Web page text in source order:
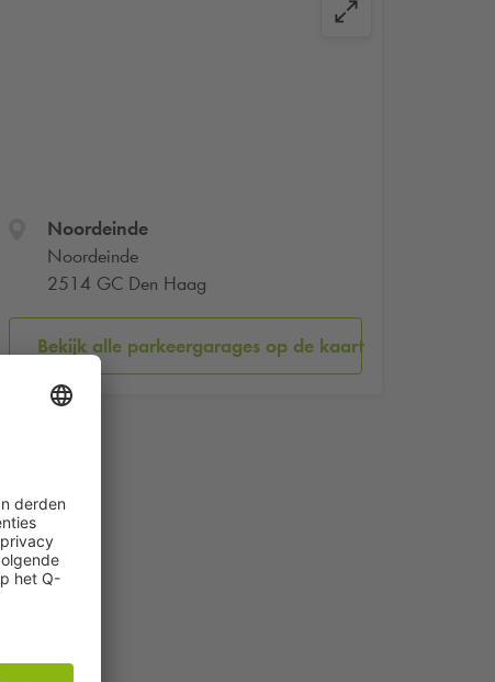
Noordeinde
Noordeinde
2514 GC Den Haag
Bekijk alle parkeergarages op de kaart